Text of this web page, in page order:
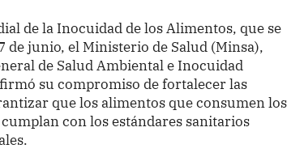
de la Inocuidad de los Alimentos, que se
de junio, el Ministerio de Salud (Minsa),
de Salud Ambiental e Inocuidad
su compromiso de fortalecer las
que los alimentos que consumen los
con los estándares sanitarios